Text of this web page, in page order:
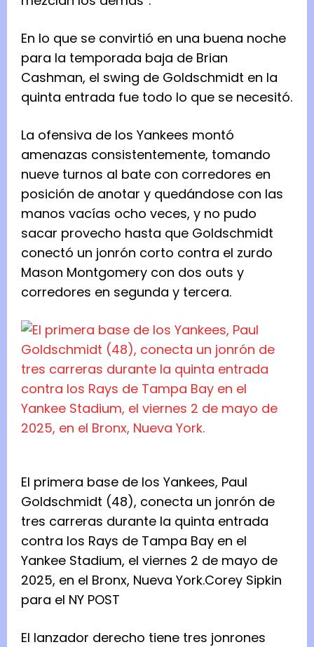
En lo que se convirtió en una buena noche
para la temporada baja de Brian
Cashman, el swing de Goldschmidt en la
quinta entrada fue todo lo que se necesitó.
La ofensiva de los Yankees montó
amenazas consistentemente, tomando
nueve turnos al bate con corredores en
posición de anotar y quedándose con las
manos vacías ocho veces, y no pudo
sacar provecho hasta que Goldschmidt
conectó un jonrón corto contra el zurdo
Mason Montgomery con dos outs y
corredores en segunda y tercera.
El primera base de los Yankees, Paul
Goldschmidt (48), conecta un jonrón de
tres carreras durante la quinta entrada
contra los Rays de Tampa Bay en el
Yankee Stadium, el viernes 2 de mayo de
2025, en el Bronx, Nueva York.Corey Sipkin
para el NY POST
El lanzador derecho tiene tres jonrones